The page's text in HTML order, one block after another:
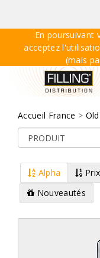
En poursuivant
acceptez
(mais
Accueil France >
Alpha Prix
Nouveautés